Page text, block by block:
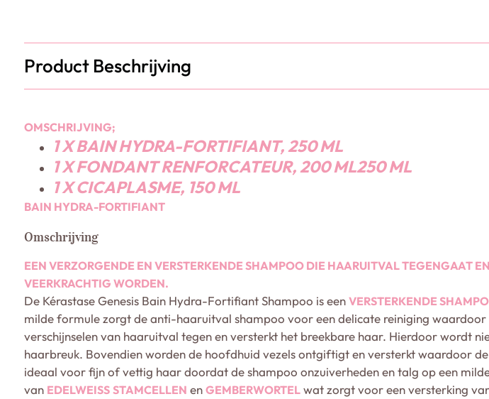
Product Beschrijving
OMSCHRIJVING;
1 X BAIN HYDRA-FORTIFIANT, 250 ML
1 X FONDANT RENFORCATEUR, 200 ML250 ML
1 X CICAPLASME, 150 ML
BAIN HYDRA-FORTIFIANT
Omschrijving
EEN VERZORGENDE EN VERSTERKENDE SHAMPOO DIE HAARUITVAL TEGENGAAT
VEERKRACHTIG WORDEN.
De Kérastase Genesis Bain Hydra-Fortifiant Shampoo is een VERSTERKENDE
milde formule zorgt de anti-haaruitval shampoo voor een delicate reiniging waardoor
verschijnselen van haaruitval tegen en versterkt het breekbare haar. Hierdoor wordt
haarbreuk. Bovendien worden de hoofdhuid vezels ontgiftigt en versterkt waardoor
ideaal voor fijn of vettig haar doordat de shampoo onzuiverheden en talg op een
van EDELWEISS STAMCELLEN en GEMBERWORTELwat zorgt voor een versterking